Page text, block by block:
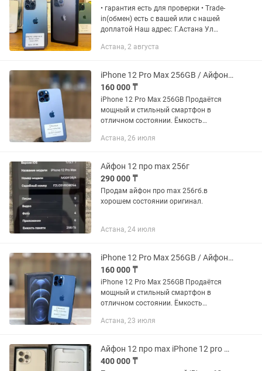
• гарантия есть для проверки • Trade-
in(обмен) есть с вашей или с нашей
доплатой Наш адрес: Г.Астана Ул
информации напишите на График
Астана, 2 августа
iPhone 12 Pro Max 256GB / Айфон 12 Про Макс 256ГБ PhoneLab
160 000 ₸
iPhone 12 Pro Max 256GB Продаётся
мощный и стильный смартфон в
отличном состоянии. Ёмкость
Цена: 160 000 тг Доступен Trade-in —
Астана, 26 июля
Айфон 12 про max 256г
290 000 ₸
Продам айфон про max 256гб.в
хорошем состоянии оригинал.
Астана, 24 июля
iPhone 12 Pro Max 256GB / Айфон 12 Про Макс 256ГБ PhoneLab
160 000 ₸
iPhone 12 Pro Max 256GB Продаётся
мощный и стильный смартфон в
отличном состоянии. Ёмкость
Цена: 160 000 тг Доступен Trade-in —
Астана, 23 июля
Айфон 12 про max iPhone 12 pro max
400 000 ₸